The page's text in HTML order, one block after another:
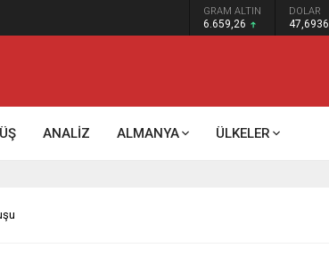
mi? GRAM ALTIN
6.659,26
DOLAR
47,6936
ANALİZ ALMANYA ÜLKELER